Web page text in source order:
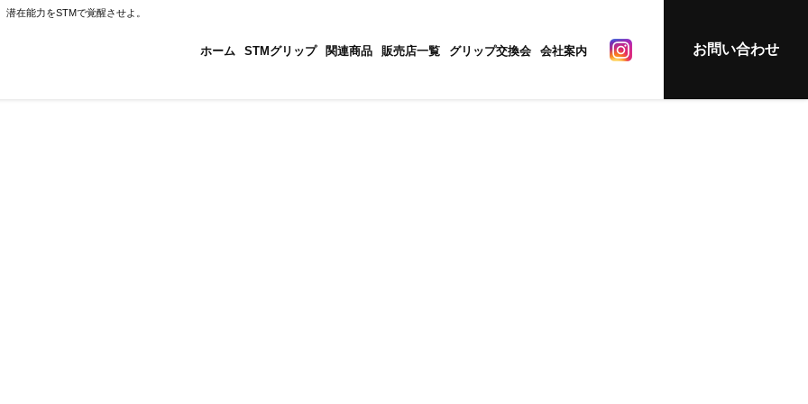
在能力をSTMで覚醒させよ。
ホーム STMグリップ 関連商品 販売店一覧 グリップ交換会 会社案内 お問い合わせ